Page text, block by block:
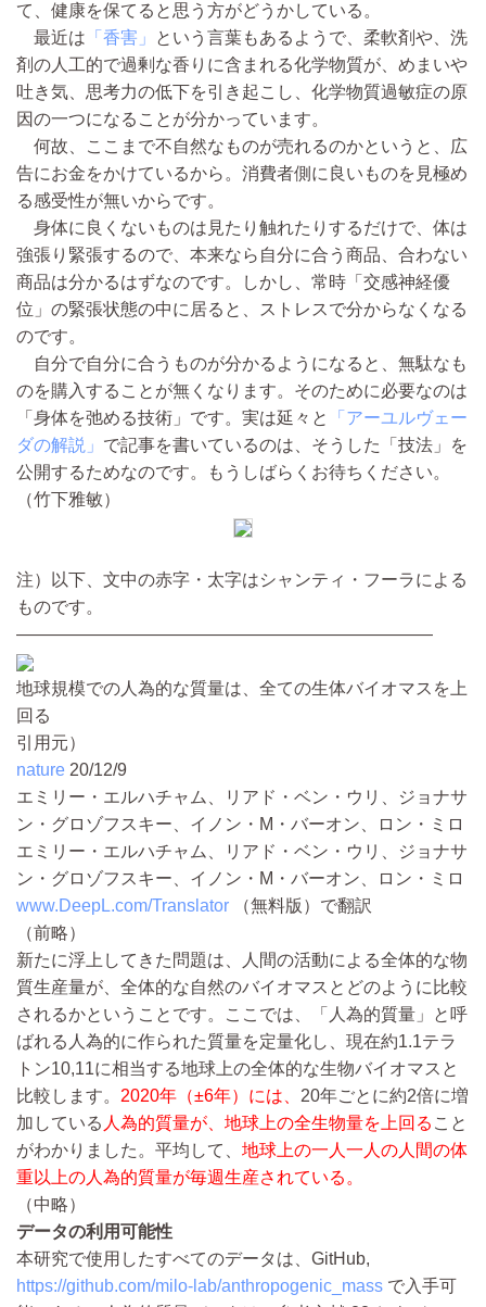
て、健康を保てると思う方がどうかしている。
最近は 「香害」
という言葉もあるようで、柔軟剤や、洗
剤の人工的で過剰な香りに含まれる化学物質が、めまいや
吐き気、思考力の低下を引き起こし、化学物質過敏症の原
因の一つになることが分かっています。
何故、ここまで不自然なものが売れるのかというと、広
告にお金をかけているから。消費者側に良いものを見極め
る感受性が無いからです。
身体に良くないものは見たり触れたりするだけで、体は
強張り緊張するので、本来なら自分に合う商品、合わない
商品は分かるはずなのです。しかし、常時「交感神経優
位」の緊張状態の中に居ると、ストレスで分からなくなる
のです。
自分で自分に合うものが分かるようになると、無駄なも
のを購入することが無くなります。そのために必要なのは
「身体を弛める技術」です。実は延々と
「アーユルヴェー
ダの解説」 で記事を書いているのは、そうした「技法」を
公開するためなのです。もうしばらくお待ちください。
（竹下雅敏）
注）以下、文中の赤字・太字はシャンティ・フーラによる
ものです。
————————————————————————
地球規模での人為的な質量は、全ての生体バイオマスを上
回る
引用元）
nature 20/12/9
エミリー・エルハチャム、リアド・ベン・ウリ、ジョナサ
ン・グロゾフスキー、イノン・M・バーオン、ロン・ミロ
エミリー・エルハチャム、リアド・ベン・ウリ、ジョナサ
ン・グロゾフスキー、イノン・M・バーオン、ロン・ミロ
www.DeepL.com/Translator （無料版）で翻訳
（前略）
新たに浮上してきた問題は、人間の活動による全体的な物
質生産量が、全体的な自然のバイオマスとどのように比較
されるかということです。ここでは、「人為的質量」と呼
ばれる人為的に作られた質量を定量化し、現在約1.1テラ
トン10,11に相当する地球上の全体的な生物バイオマスと
比較します。 2020年（±6年）には、 20年ごとに約2倍に増
加している 人為的質量が、地球上の全生物量を上回る こと
がわかりました。平均して、 地球上の一人一人の人間の体
重以上の人為的質量が毎週生産されている。
（中略）
データの利用可能性
本研究で使用したすべてのデータは、GitHub,
https://github.com/milo-lab/anthropogenic_mass で入手可